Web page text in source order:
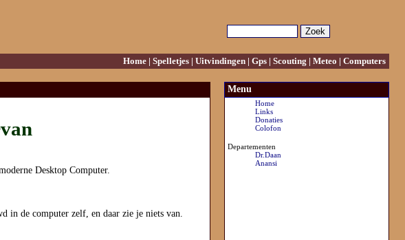
Home |Spelletjes |Uitvindingen |Gps |Scouting |Meteo |Computers
Menu
Desktop Computer.
in de computer zelf, en daar zie je niets van.
Home
Links
Donaties
Colofon
Departementen
Dr.Daan
Anansi